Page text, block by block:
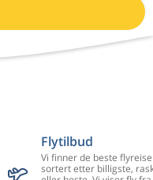
Flytilbud
Vi finner de beste
sortert etter billigste,